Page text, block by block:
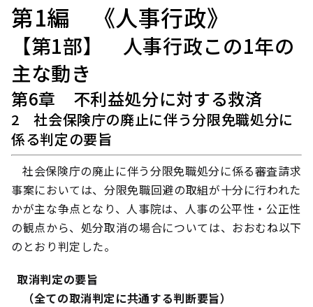
第1編 《人事行政》
【第1部】 人事行政この1年の
主な動き
第6章 不利益処分に対する救済
2 社会保険庁の廃止に伴う分限免職処分に
係る判定の要旨
社会保険庁の廃止に伴う分限免職処分に係る審査請求
事案においては、分限免職回避の取組が十分に行われた
かが主な争点となり、人事院は、人事の公平性・公正性
の観点から、処分取消の場合については、おおむね以下
のとおり判定した。
取消判定の要旨
（全ての取消判定に共通する判断要旨）